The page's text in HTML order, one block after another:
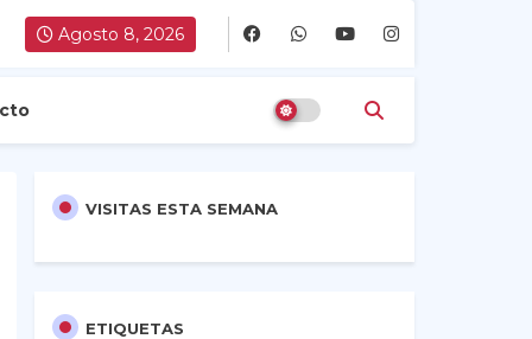
Agosto 8, 2026
VISITAS ESTA SEMANA
ETIQUETAS